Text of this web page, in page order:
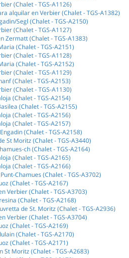
(Chalet - TGS-A1126)
alquilar en Verbier (Chalet - TGS-A1382)
Segl (Chalet - TGS-A2150)
(Chalet - TGS-A1127)
Zermatt (Chalet - TGS-A1383)
(Chalet - TGS-A2151)
(Chalet - TGS-A1128)
(Chalet - TGS-A2152)
(Chalet - TGS-A1129)
(Chalet - TGS-A2153)
(Chalet - TGS-A1130)
(Chalet - TGS-A2154)
(Chalet - TGS-A2155)
(Chalet - TGS-A2156)
(Chalet - TGS-A2157)
(Chalet - TGS-A2158)
St Moritz (Chalet - TGS-A3440)
ch (Chalet - TGS-A2164)
(Chalet - TGS-A2165)
(Chalet - TGS-A2166)
Chamues (Chalet - TGS-A3702)
(Chalet - TGS-A2167)
Verbier (Chalet - TGS-A3703)
(Chalet - TGS-A2168)
de St. Moritz (Chalet - TGS-A2936)
Verbier (Chalet - TGS-A3704)
(Chalet - TGS-A2169)
(Chalet - TGS-A2170)
(Chalet - TGS-A2171)
St Moritz (Chalet - TGS-A2683)